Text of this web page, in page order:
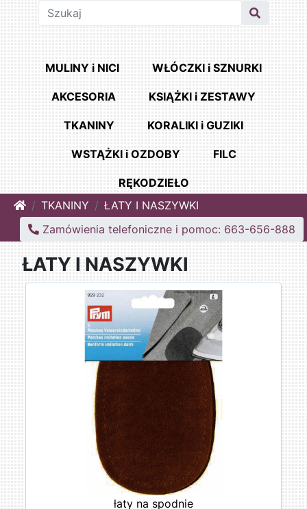
MULINY i NICI WŁÓCZKI i SZNURKI
AKCESORIA KSIĄŻKI i ZESTAWY
TKANINY KORALIKI i GUZIKI
WSTĄŻKI i OZDOBY FILC
RĘKODZIEŁO
HomeTKANINY
ŁATY I NASZYWKI
Zamówienia telefoniczne i pomoc: 663-656-888
ŁATY I NASZYWKI
łaty na spodnie